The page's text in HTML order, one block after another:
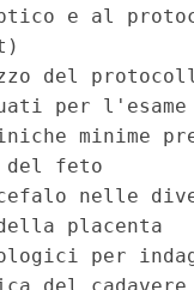
e al
del
per
minime
del feto
nelle
placenta
per
del